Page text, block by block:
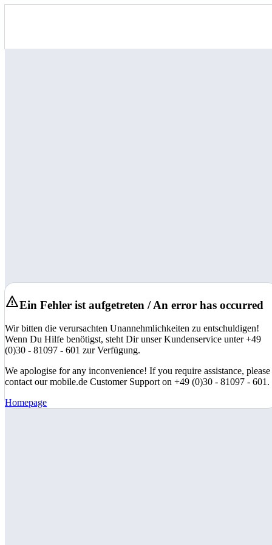
Ein Fehler ist aufgetreten / An error has occurred
Wir bitten die verursachten Unannehmlichkeiten zu entschuldigen!
Wenn Du Hilfe benötigst, steht Dir unser Kundenservice unter +49
(0)30 - 81097 - 601 zur Verfügung.
We apologise for any inconvenience! If you require assistance, please
contact our mobile.de Customer Support on +49 (0)30 - 81097 - 601.
Homepage